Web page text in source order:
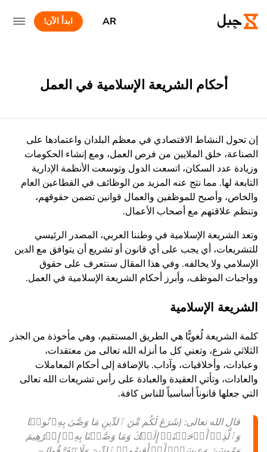
AR ابدأ الآن!
أحكام الشريعة الإسلامية في العمل
إن تحول النشاط الاقتصادي في معظم البلدان واعتمادها على
الصناعة، خلق الملايين من فرص العمل، ومع إنشاء الحكومات
وزيادة عدد السكان، اتسعت الدول وتوسعت الأنظمة الإدارية
التابعة لها. مما نتج عنه المزيد من الوظائف في القطاعين العام
والخاص، وأصبح للموظفين والعمال قوانين تضمن حقوقهم،
وتنظم علاقتهم مع أصحاب الأعمال.
وتعد الشريعة الإسلامية في وطننا العربي، المصدر الرئيسي
للتشريعات، أي يجب على أي قانون أو تشريع أن يتوافق مع الدين
الإسلامي ولا يخالفه. وفي هذا المقال سنتعرف على حقوق
وواجبات الموظف، وأبرز أحكام الشريعة الإسلامية في العمل.
الشريعة الإسلامية
كلمة الشريعة لُغويًّا هي الطريق المستقيم، وهي مأخوذة من الجذر
الثلاثي شرع، وتعني كل ما أنزله الله تعالى من معتقدات،
وعبادات، وأخلاقيات، وآداب. بالإضافة إلى أحكام المعاملات
والعادات، وتأتي العقيدة والعبادة على رأس تشريعات الله تعالى
التي جعلها قانوناً أساسياً للناس كافة.
قال الله تعالى: (شَرَعَ لَكُم مِّنَ ٱلدِّینِ مَا وَصَّىٰ بِهِۦ نُوحࣰا
وَٱلَّذِیۤ أَوۡحَیۡنَاۤ إِلَیۡكَ وَمَا وَصَّیۡنَا بِهِۦۤ إِبۡرَٰ⁠هِیمَ